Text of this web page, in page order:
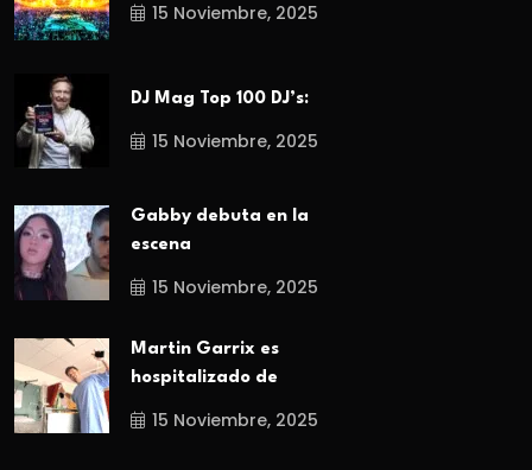
15 Noviembre, 2025
DJ Mag Top 100 DJ’s:
15 Noviembre, 2025
Gabby debuta en la
escena
15 Noviembre, 2025
Martin Garrix es
hospitalizado de
15 Noviembre, 2025